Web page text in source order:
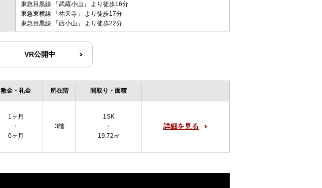
東急目黒線 「 武蔵小山 」 より徒歩16分
東急東横線 「 祐天寺 」 より徒歩17分
東急目黒線 「 西小山 」 より徒歩22分
VR公開中
敷金・礼金 所在階 間取り・面積
1ヶ月
・
0ヶ月
3階
1SK
・
19.72㎡
詳細を見る